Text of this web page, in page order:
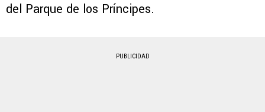
del Parque de los Príncipes.
PUBLICIDAD